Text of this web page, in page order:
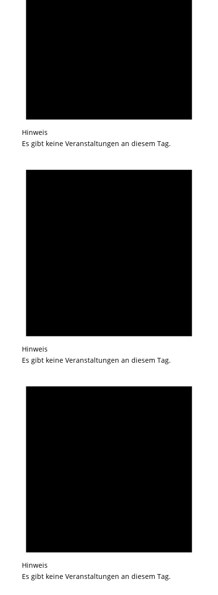
Hinweis
Es gibt keine Veranstaltungen an diesem Tag.
Hinweis
Es gibt keine Veranstaltungen an diesem Tag.
Hinweis
Es gibt keine Veranstaltungen an diesem Tag.